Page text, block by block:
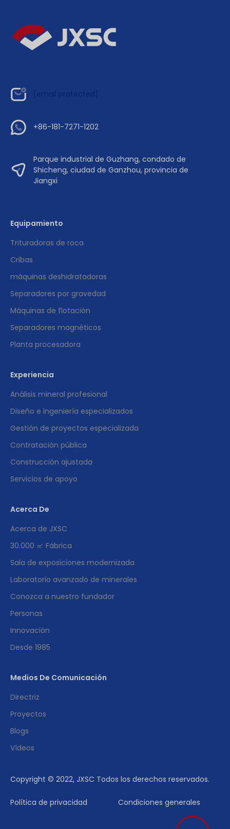
+86-181-7271-1202
Parque industrial de Guzhang, condado de
Shicheng, ciudad de Ganzhou, provincia de
Jiangxi
Equipamiento
Trituradoras de roca
Cribas
máquinas deshidratadoras
Separadores por gravedad
Máquinas de flotación
Separadores magnéticos
Planta procesadora
Experiencia
Análisis mineral profesional
Diseño e ingeniería especializados
Gestión de proyectos especializada
Contratación pública
Construcción ajustada
Servicios de apoyo
Acerca De
Acerca de JXSC
30.000 ㎡ Fábrica
Sala de exposiciones modernizada
Laboratorio avanzado de minerales
Conozca a nuestro fundador
Personas
Innovación
Desde 1985
Medios De Comunicación
Directriz
Proyectos
Blogs
Vídeos
Copyright © 2022, JXSC Todos los derechos reservados.
Política de privacidad Condiciones generales